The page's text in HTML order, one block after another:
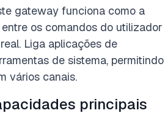
gateway funciona como a
os comandos do utilizador
Liga aplicações de
de sistema, permitindo
vários canais.
principais